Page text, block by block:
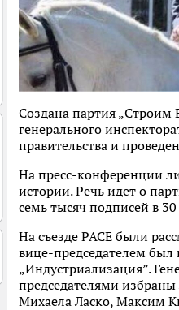
Создана партия „Cтроим
генерального
правительства и
На пресс-конференции
истории. Речь идет о
семь тысяч подписей в
На съезде PACE были
вице-председателем был
„Индустриализация”.
председателями
Михаела Ласко, Максим